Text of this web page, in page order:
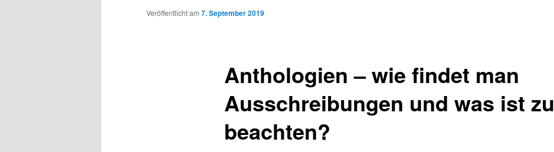
Inhalt
Anthologien – wie findet man
Ausschreibungen und was ist zu
beachten?
Veröffentlicht am 7. September 2019